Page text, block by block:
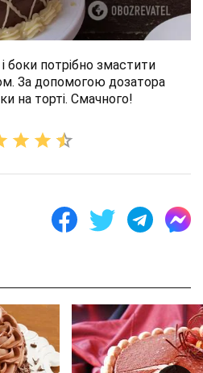
боки потрібно змастити
За допомогою дозатора
на торті. Смачного!